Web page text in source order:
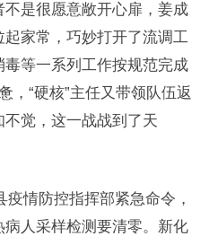
是很愿意敞开心扉，姜成
家常，巧妙打开了流调工
等一系列工作按规范完成
，“硬核”主任又带领队伍返
觉，这一战战到了天
情防控指挥部紧急命令，
人采样检测要清零。新化